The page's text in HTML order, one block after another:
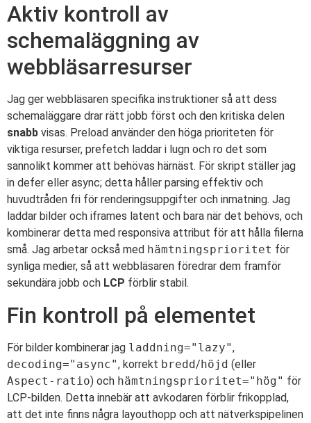
Aktiv kontroll av
schemaläggning av
webbläsarresurser
Jag ger webbläsaren specifika instruktioner så att dess
schemaläggare drar rätt jobb först och den kritiska delen
snabb visas. Preload använder den höga prioriteten för
viktiga resurser, prefetch laddar i lugn och ro det som
sannolikt kommer att behövas härnäst. För skript ställer jag
in defer eller async; detta håller parsing effektiv och
huvudtråden fri för renderingsuppgifter och inmatning. Jag
laddar bilder och iframes latent och bara när det behövs, och
kombinerar detta med responsiva attribut för att hålla filerna
små. Jag arbetar också med hämtningsprioritet för
synliga medier, så att webbläsaren föredrar dem framför
sekundära jobb och LCP förblir stabil.
Fin kontroll på elementet
För bilder kombinerar jag laddning="lazy",
decoding="async", korrekt bredd/höjd (eller
Aspect-ratio) och hämtningsprioritet="hög" för
LCP-bilden. Detta innebär att avkodaren förblir frikopplad,
att det inte finns några layouthopp och att nätverkspipelinen